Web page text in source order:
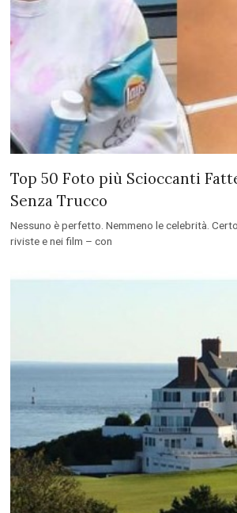
Top 50 Foto più Scioccanti
Senza Trucco
Nessuno è perfetto. Nemmeno le celebrità.
riviste e nei film – con